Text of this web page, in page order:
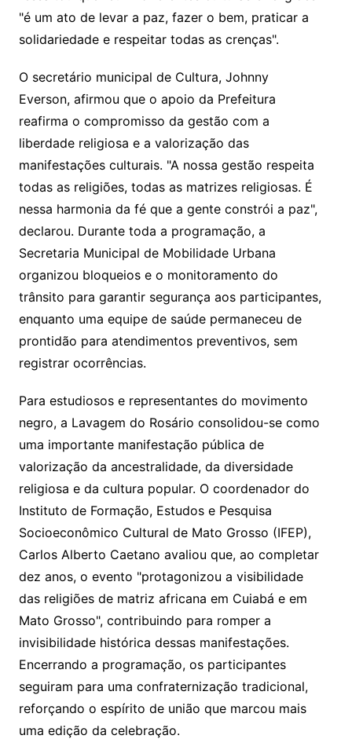
"é um ato de levar a paz, fazer o bem, praticar a
solidariedade e respeitar todas as crenças".
O secretário municipal de Cultura, Johnny
Everson, afirmou que o apoio da Prefeitura
reafirma o compromisso da gestão com a
liberdade religiosa e a valorização das
manifestações culturais. "A nossa gestão respeita
todas as religiões, todas as matrizes religiosas. É
nessa harmonia da fé que a gente constrói a paz",
declarou. Durante toda a programação, a
Secretaria Municipal de Mobilidade Urbana
organizou bloqueios e o monitoramento do
trânsito para garantir segurança aos participantes,
enquanto uma equipe de saúde permaneceu de
prontidão para atendimentos preventivos, sem
registrar ocorrências.
Para estudiosos e representantes do movimento
negro, a Lavagem do Rosário consolidou-se como
uma importante manifestação pública de
valorização da ancestralidade, da diversidade
religiosa e da cultura popular. O coordenador do
Instituto de Formação, Estudos e Pesquisa
Socioeconômico Cultural de Mato Grosso (IFEP),
Carlos Alberto Caetano avaliou que, ao completar
dez anos, o evento "protagonizou a visibilidade
das religiões de matriz africana em Cuiabá e em
Mato Grosso", contribuindo para romper a
invisibilidade histórica dessas manifestações.
Encerrando a programação, os participantes
seguiram para uma confraternização tradicional,
reforçando o espírito de união que marcou mais
uma edição da celebração.